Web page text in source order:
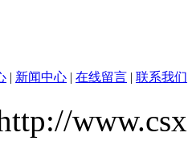
| 新闻中心 | 在线留言 | 联系我们